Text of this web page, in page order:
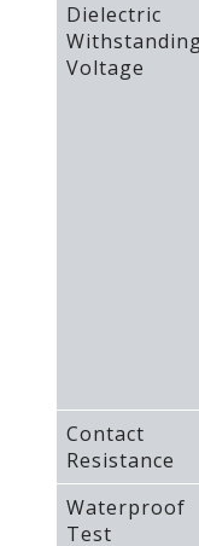
Dielectric
Voltage
Contact
Resistance
Waterproof
Test